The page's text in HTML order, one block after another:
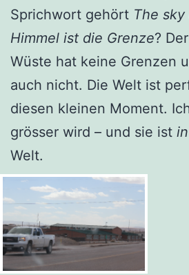
Sprichwort gehört The
Himmel ist die Grenze?
Wüste hat keine Grenzen
auch nicht. Die Welt ist
diesen kleinen Moment.
grösser wird – und sie ist in
Welt.